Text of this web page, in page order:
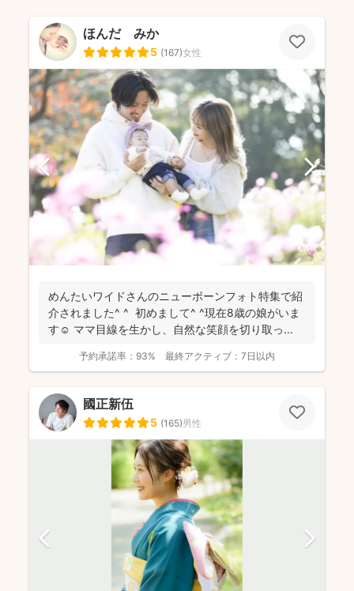
ほんだ みか
5 (167)女性
めんたいワイドさんのニューボーンフォト特集で紹
介されました^ ^ 初めまして^ ^現在8歳の娘がいま
す☺︎ ママ目線を生かし、自然な笑顔を切り取っ...
予約承諾率： 93% 最終アクティブ： 7日以内
國正新伍
5 (165)男性